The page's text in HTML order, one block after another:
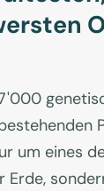
um eines
Erde,